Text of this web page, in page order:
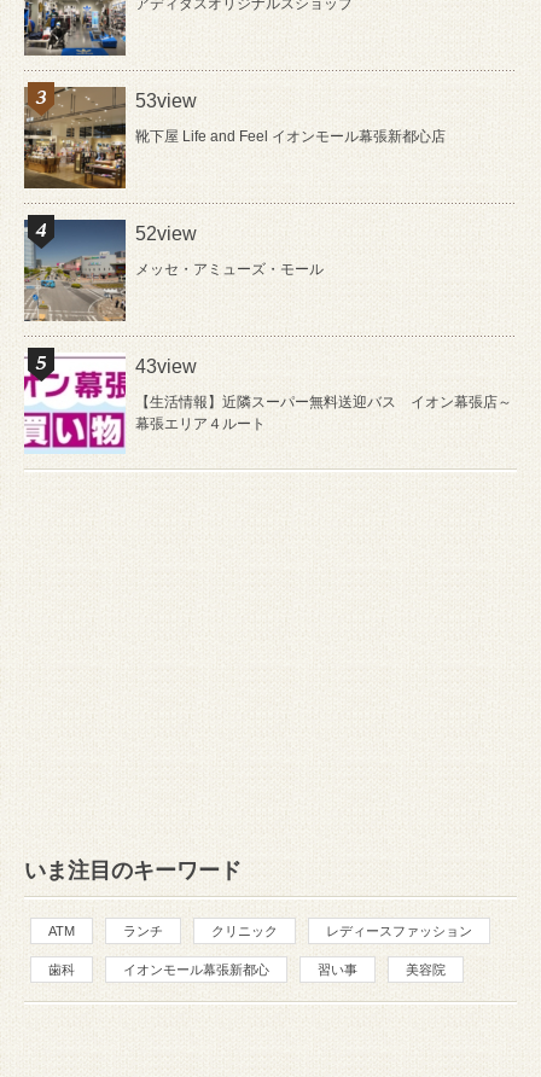
アディダスオリジナルスショップ
53view
靴下屋 Life and Feel イオンモール幕張新都心店
52view
メッセ・アミューズ・モール
43view
【生活情報】近隣スーパー無料送迎バス イオン幕張店～
幕張エリア４ルート
いま注目のキーワード
ATM ランチ クリニック レディースファッション
歯科 イオンモール幕張新都心 習い事 美容院